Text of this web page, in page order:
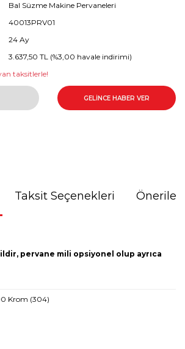
Bal Süzme Makine Pervaneleri
40013PRV01
24 Ay
3.637,50 TL (%3,00 havale indirimi)
taksitlerle!
GELİNCE HABER VER
Taksit Seçenekleri
pervane mili opsiyonel olup ayrıca
Krom (304)